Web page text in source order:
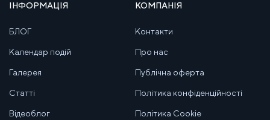
ІНФОРМАЦІЯ
БЛОГ
Календар подій
Галерея
Статті
Відеоблог
КОМПАНІЯ
Контакти
Про нас
Публічна оферта
Політика конфіденційності
Політика Cookie